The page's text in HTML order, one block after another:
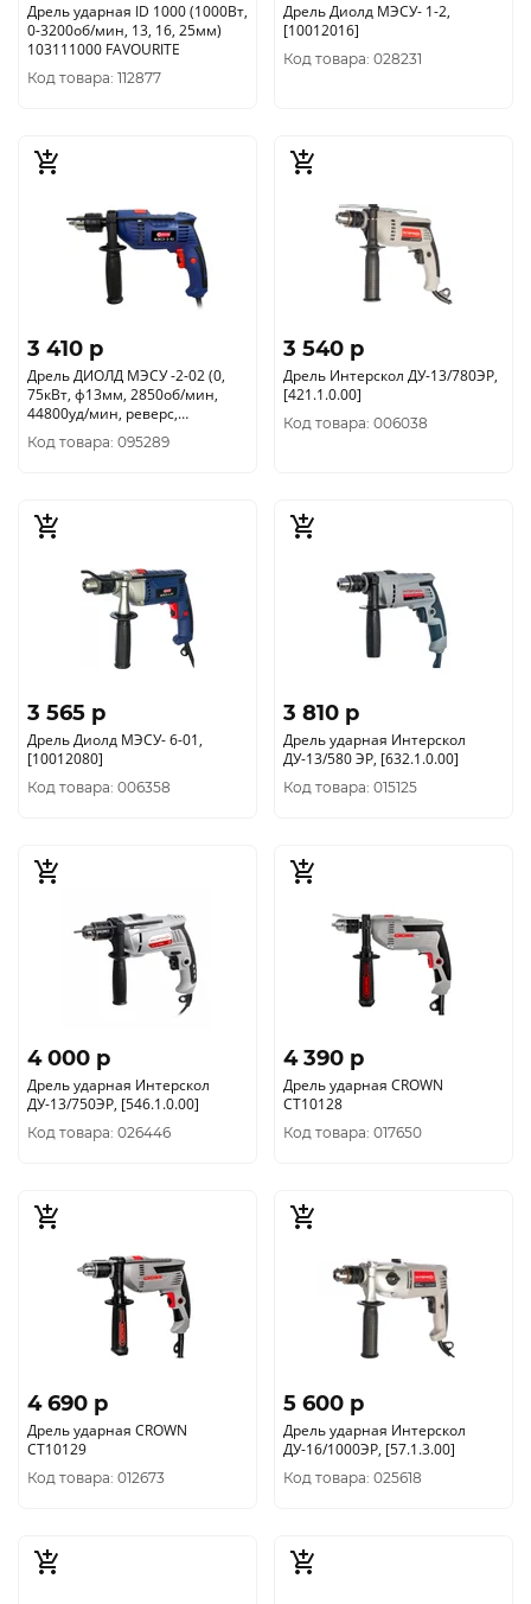
Дрель ударная ID 1000 (1000Вт,
0-3200об/мин, 13, 16, 25мм)
103111000 FAVOURITE
Код товара: 112877
Дрель Диолд МЭСУ- 1-2,
[10012016]
Код товара: 028231
3 410 p
Дрель ДИОЛД МЭСУ -2-02 (0,
75кВт, ф13мм, 2850об/мин,
44800уд/мин, реверс,
патрон13мм) 10012035
Код товара: 095289
3 540 p
Дрель Интерскол ДУ-13/780ЭР,
[421.1.0.00]
Код товара: 006038
3 565 p
Дрель Диолд МЭСУ- 6-01,
[10012080]
Код товара: 006358
3 810 p
Дрель ударная Интерскол
ДУ-13/580 ЭР, [632.1.0.00]
Код товара: 015125
4 000 p
Дрель ударная Интерскол
ДУ-13/750ЭР, [546.1.0.00]
Код товара: 026446
4 390 p
Дрель ударная CROWN
CT10128
Код товара: 017650
4 690 p
Дрель ударная CROWN
CT10129
Код товара: 012673
5 600 p
Дрель ударная Интерскол
ДУ-16/1000ЭР, [57.1.3.00]
Код товара: 025618